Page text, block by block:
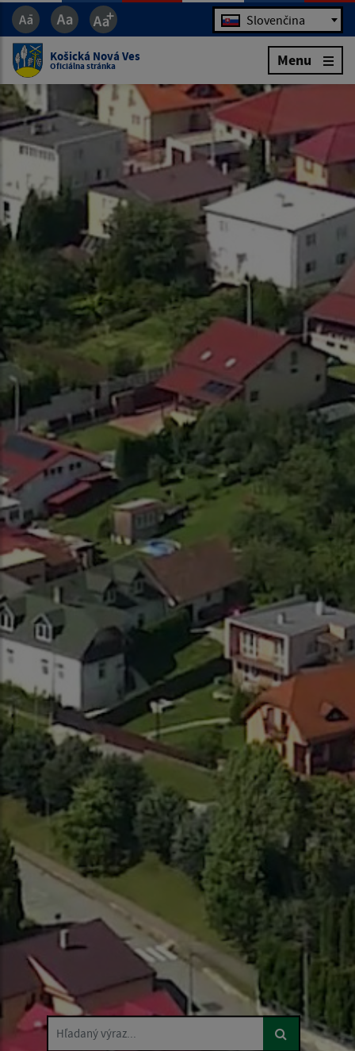
Jazyk Slovenčina
Košická Nová Ves
Oficiálna stránka Menu
Hľadaný výraz...